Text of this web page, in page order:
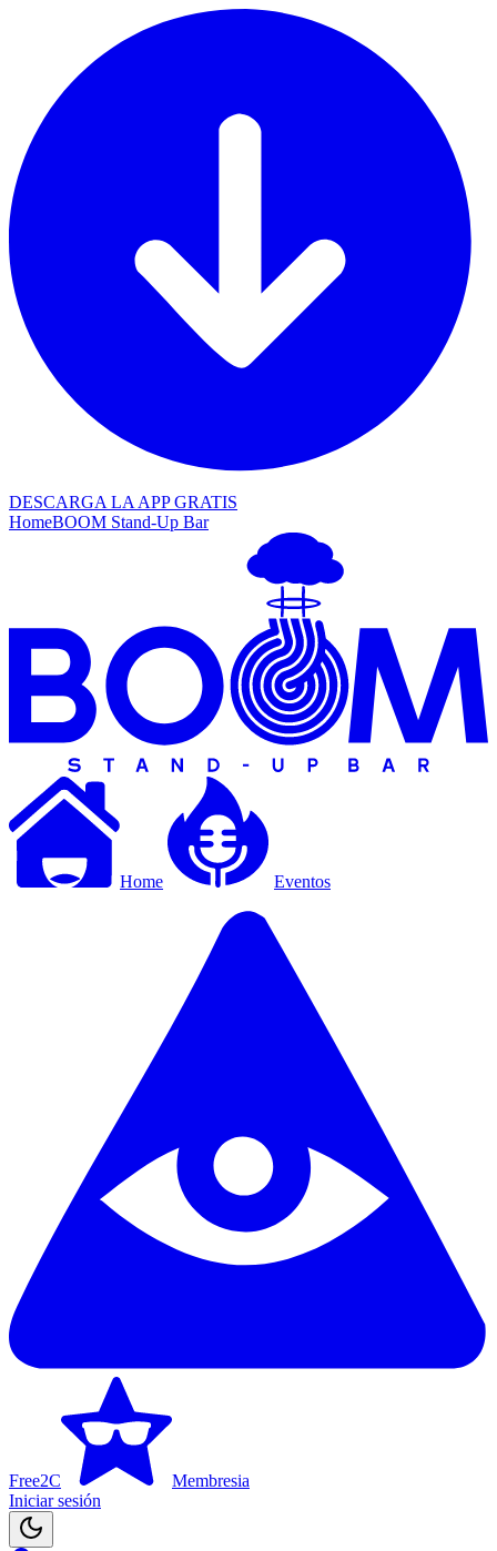
DESCARGA LA APP GRATIS
HomeBOOM Stand-Up Bar
Home Eventos
Free2C
Membresia
Iniciar sesión